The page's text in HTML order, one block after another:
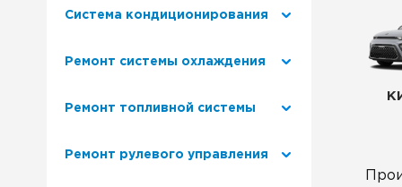
Система кондиционирования
Ремонт системы охлаждения
Ремонт топливной системы
Ремонт рулевого управления